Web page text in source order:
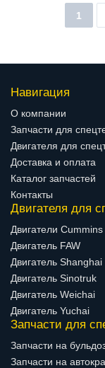
1
Навигация
О компании
Запчасти для
Двигателя для
Доставка и оплата
Каталог запчастей
Контакты
Двигателя для
Двигатели Cummins
Двигатель FAW
Двигатель Shanghai
Двигатель Sinotruk
Двигатель Weichai
Двигатель Yuchai
Запчасти для
Запчасти на
Запчасти на